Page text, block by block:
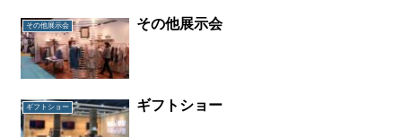
その他展示会 その他展示会
ギフトショー ギフトショー